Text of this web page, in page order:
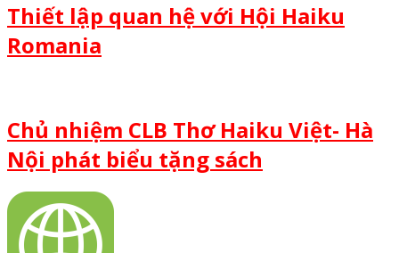
Thiết lập quan hệ với Hội Haiku
Romania
Chủ nhiệm CLB Thơ Haiku Việt- Hà
Nội phát biểu tặng sách